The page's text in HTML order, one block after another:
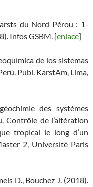
du Nord Pérou : 1-
Infos GSBM. [enlace]
de los sistemas
Publ. KarstAm, Lima,
des systèmes
Contrôle de l’altération
tropical le long d’un
2, Université Paris
D., Bouchez J. (2018).